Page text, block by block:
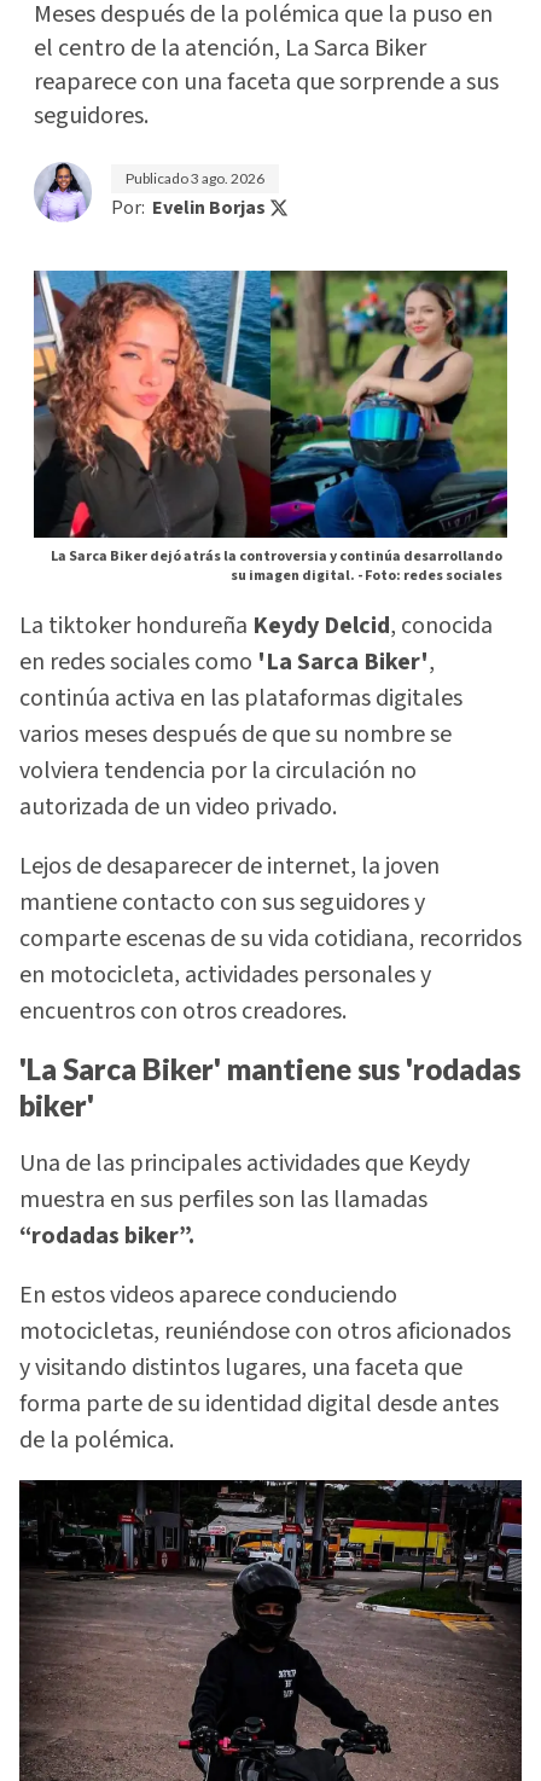
Meses después de la polémica que la puso en
el centro de la atención, La Sarca Biker
reaparece con una faceta que sorprende a sus
seguidores.
Publicado3 ago. 2026
Por: Evelin Borjas
La Sarca Biker dejó atrás la controversia y continúa desarrollando
su imagen digital. -Foto: redes sociales
La tiktoker hondureña Keydy Delcid, conocida
en redes sociales como 'La Sarca Biker',
continúa activa en las plataformas digitales
varios meses después de que su nombre se
volviera tendencia por la circulación no
autorizada de un video privado.
Lejos de desaparecer de internet, la joven
mantiene contacto con sus seguidores y
comparte escenas de su vida cotidiana, recorridos
en motocicleta, actividades personales y
encuentros con otros creadores.
'La Sarca Biker' mantiene sus 'rodadas
biker'
Una de las principales actividades que Keydy
muestra en sus perfiles son las llamadas
“rodadas biker”.
En estos videos aparece conduciendo
motocicletas, reuniéndose con otros aficionados
y visitando distintos lugares, una faceta que
forma parte de su identidad digital desde antes
de la polémica.